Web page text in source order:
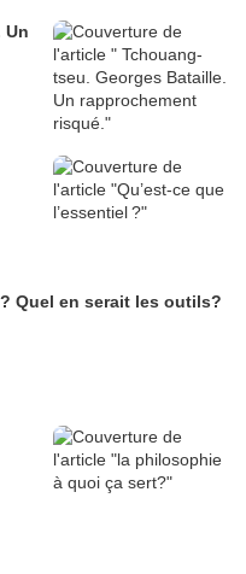
Un
Quel en serait les outils?